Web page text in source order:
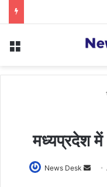
Menu
मध्यप्रदेश
News Desk
Send